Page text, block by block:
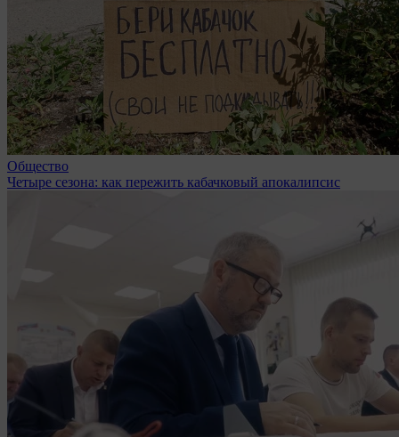
Общество
Четыре сезона: как пережить кабачковый апокалипсис